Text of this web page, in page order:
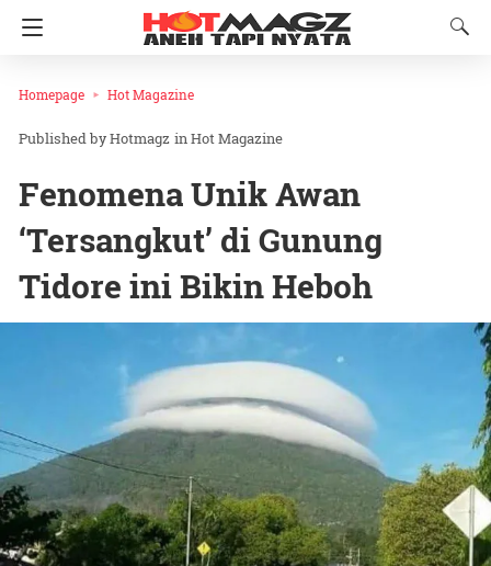
Homepage Hot Magazine
Hotmagz inHot Magazine
Fenomena Unik Awan
‘Tersangkut’ di Gunung
Tidore ini Bikin Heboh